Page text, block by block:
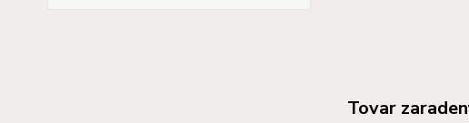
Tovar